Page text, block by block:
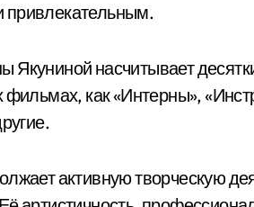
насчитывает
фильмах, как «Интерны»,
активную творческую